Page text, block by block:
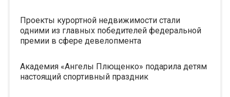
Проекты курортной недвижимости стали
одними из главных победителей федеральной
премии в сфере девелопмента
Академия «Ангелы Плющенко» подарила детям
настоящий спортивный праздник